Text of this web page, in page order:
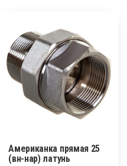
Американка прямая 25
(вн-нар) латунь